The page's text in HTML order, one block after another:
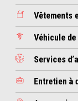
Vêtements
Véhicule
Services
Entretien à